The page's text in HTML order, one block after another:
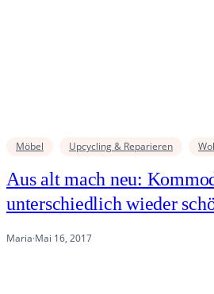
Möbel Upcycling & Reparieren
Aus alt mach neu:
unterschiedlich wieder
Maria·Mai 16, 2017